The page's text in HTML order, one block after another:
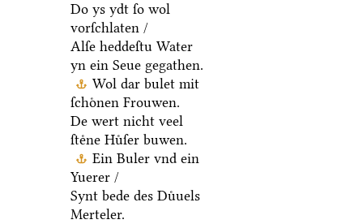
Do ys ydt ſo wol
vorſchlaten /
Alſe heddeſtu Water
yn ein Seue gegathen.
Wol dar bulet mit
ſchoͤnen Frouwen.
De wert nicht veel
ſteͤne Huͤſer buwen.
Ein Buler vnd ein
Yuerer /
Synt bede des Duͤuels
Merteler.